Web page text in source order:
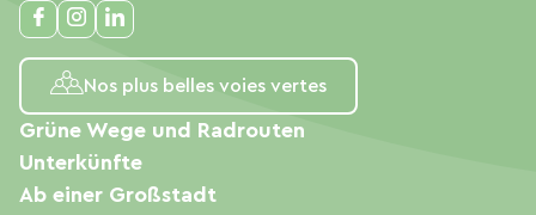
Nos plus belles voies vertes
Grüne Wege und Radrouten
Unterkünfte
Ab einer Großstadt